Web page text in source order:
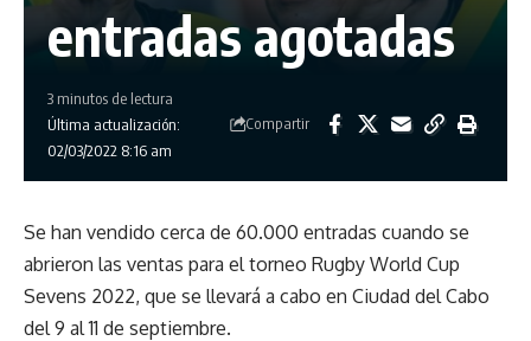
entradas agotadas
Última actualización:
02/03/2022 8:16 am
3 minutos de lectura
Compartir
Se han vendido cerca de 60.000 entradas cuando se
abrieron las ventas para el torneo Rugby World Cup
Sevens 2022, que se llevará a cabo en Ciudad del Cabo
del 9 al 11 de septiembre.